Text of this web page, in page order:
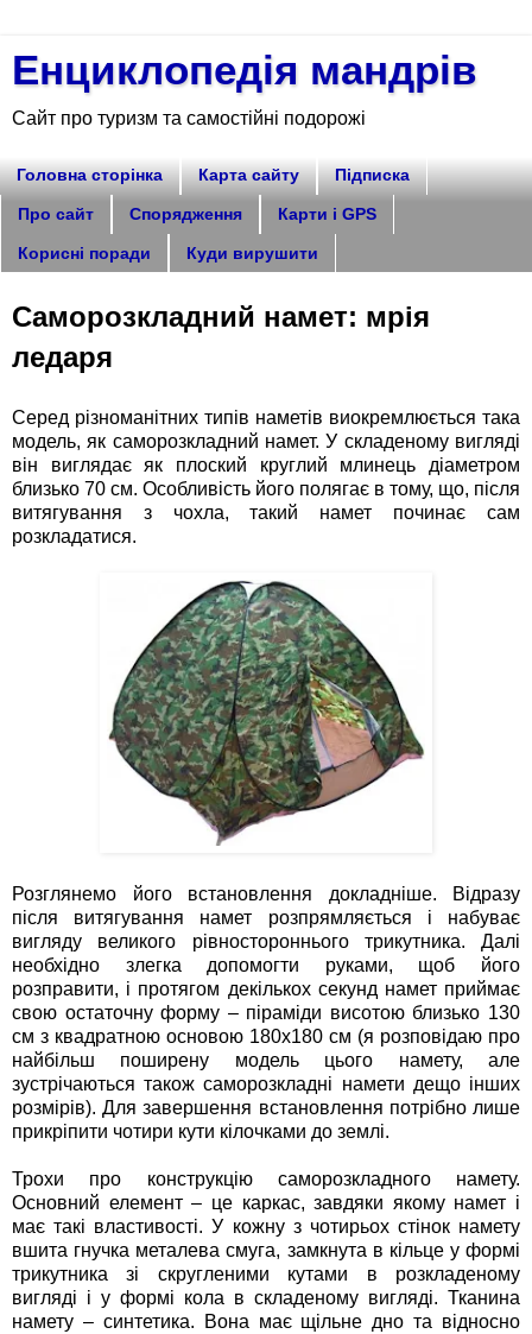
Енциклопедія мандрів
Сайт про туризм та самостійні подорожі
Головна сторінка Карта сайту Підписка
Про сайт Спорядження Карти і GPS
Корисні поради Куди вирушити
Саморозкладний намет: мрія
ледаря
Серед різноманітних типів наметів виокремлюється така
модель, як саморозкладний намет. У складеному вигляді
він виглядає як плоский круглий млинець діаметром
близько 70 см. Особливість його полягає в тому, що, після
витягування з чохла, такий намет починає сам
розкладатися.
Розглянемо його встановлення докладніше. Відразу
після витягування намет розпрямляється і набуває
вигляду великого рівностороннього трикутника. Далі
необхідно злегка допомогти руками, щоб його
розправити, і протягом декількох секунд намет приймає
свою остаточну форму – піраміди висотою близько 130
см з квадратною основою 180х180 см (я розповідаю про
найбільш поширену модель цього намету, але
зустрічаються також саморозкладні намети дещо інших
розмірів). Для завершення встановлення потрібно лише
прикріпити чотири кути кілочками до землі.
Трохи про конструкцію саморозкладного намету.
Основний елемент – це каркас, завдяки якому намет і
має такі властивості. У кожну з чотирьох стінок намету
вшита гнучка металева смуга, замкнута в кільце у формі
трикутника зі скругленими кутами в розкладеному
вигляді і у формі кола в складеному вигляді. Тканина
намету – синтетика. Вона має щільне дно та відносно